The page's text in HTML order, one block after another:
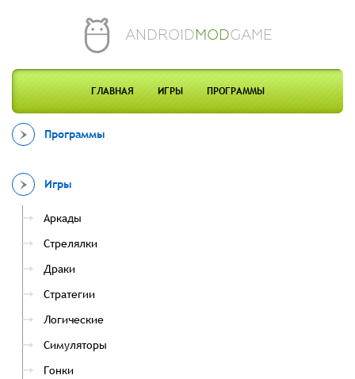
ANDROIDMODGAME
ГЛАВНАЯ ИГРЫ ПРОГРАММЫ
Программы
Игры
Аркады
Стрелялки
Драки
Стратегии
Логические
Симуляторы
Гонки